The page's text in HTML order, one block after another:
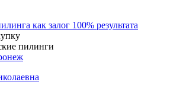
как залог 100% результата
пилинги